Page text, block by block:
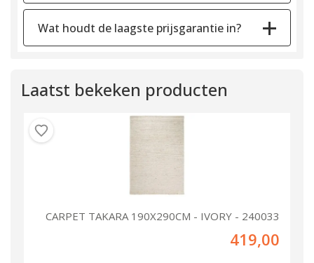
Wat houdt de laagste prijsgarantie in?
Laatst bekeken producten
CARPET TAKARA 190X290CM - IVORY - 240033
419,00